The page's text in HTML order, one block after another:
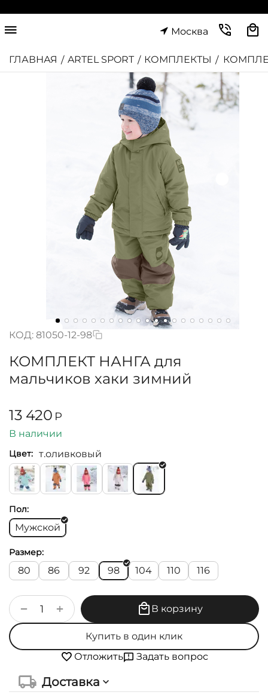
Москва
ГЛАВНАЯ / ARTEL SPORT / КОМПЛЕКТЫ /
КОД: 81050-12-98
КОМПЛЕКТ НАНГА для
мальчиков хаки зимний
13 420 Р
В наличии
Цвет: т.оливковый
Пол:
Мужской
Размер:
80 86 92 98 104 110 116
+
− В корзину
Купить в один клик
Отложить
Задать вопрос
Доставка